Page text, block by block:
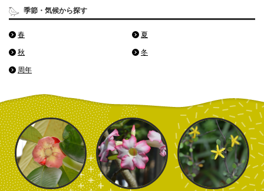
季節・気候から探す
春 夏
秋 冬
周年